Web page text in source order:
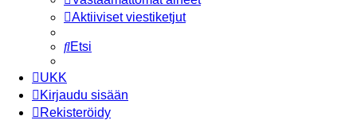
Aktiiviset viestiketjut
Etsi
UKK
Kirjaudu sisään
Rekisteröidy